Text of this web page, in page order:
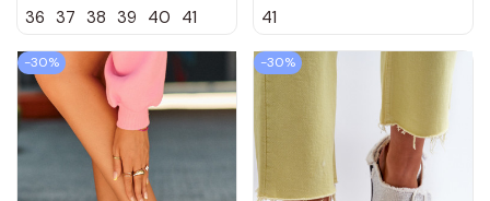
melnas krāsas
36 37 38 39 40 41
smilšu krāsas
41
-30% -30%